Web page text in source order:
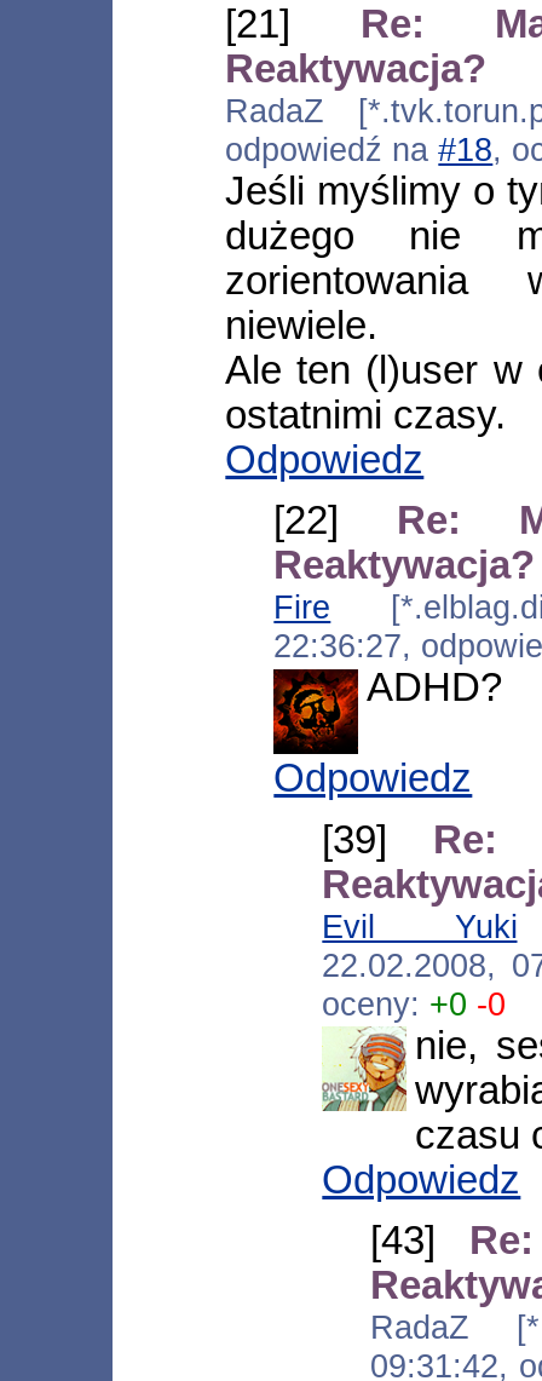
[21] Re:
Reaktywacja?
RadaZ
odpowiedź na#18,
Jeśli myślimy o
dużego nie
niewiele.
Ale ten (l)user w
ostatnimi czasy.
Odpowiedz
[22] Re:
Reaktywacja?
Fire
22:36:27,
ADHD?
Odpowiedz
[39] Re:
Evil Yuki
22.02.2008,
oceny: +0 -0
nie,
czasu
Odpowiedz
[43]
RadaZ
09:31:42,